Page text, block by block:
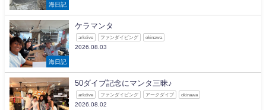
海日記
海日記
ケラマンタ
arkdive ファンダイビング okinawa
2026.08.03
50ダイブ記念にマンタ三昧♪
arkdive ファンダイビング アークダイブ okinawa
2026.08.02